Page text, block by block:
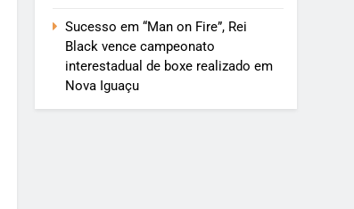
Sucesso em “Man on Fire”, Rei
Black vence campeonato
interestadual de boxe realizado em
Nova Iguaçu